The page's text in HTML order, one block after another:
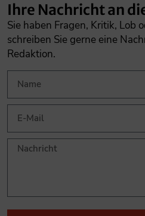
Ihre Nachricht an
Sie haben Fragen, Kritik, Lob
schreiben Sie gerne eine
Redaktion.